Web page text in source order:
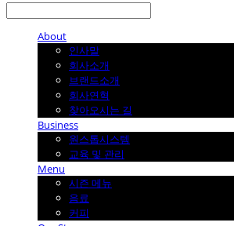
About
인사말
회사소개
브랜드소개
회사연혁
찾아오시는 길
Business
원스톱시스템
교육 및 관리
Menu
시즌 메뉴
음료
커피